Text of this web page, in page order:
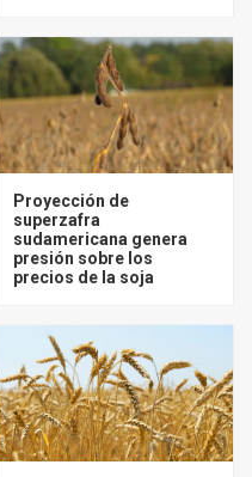
Proyección de
superzafra
sudamericana genera
presión sobre los
precios de la soja